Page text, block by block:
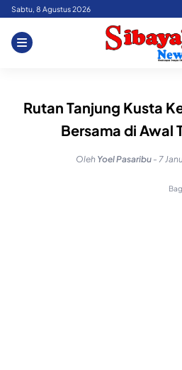
Skip
content
Sabtu, 8 Agustus 2026
Rutan Tanjung Kusta
Bersama di Awal
Oleh Yoel Pasaribu - 7